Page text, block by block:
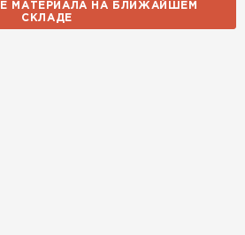
МАТЕРИАЛА НА БЛИЖАЙШЕМ
СКЛАДЕ